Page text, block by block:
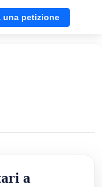
una petizione
a